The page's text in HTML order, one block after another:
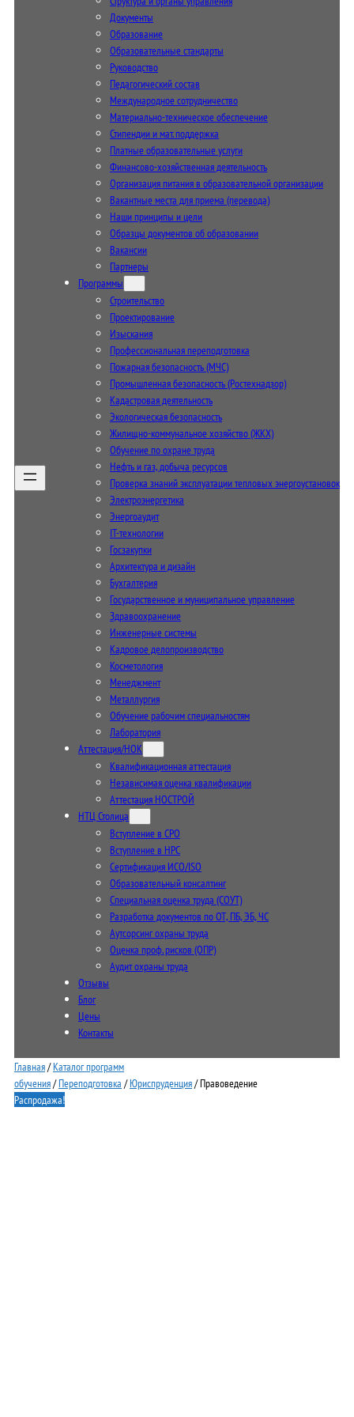
Документы
Образование
Образовательные стандарты
Руководство
Педагогический состав
Международное сотрудничество
Материально-техническое обеспечение
Стипендии и мат. поддержка
Платные образовательные услуги
Финансово-хозяйственная деятельность
Организация питания в образовательной организации
Вакантные места для приема (перевода)
Наши принципы и цели
Образцы документов об образовании
Вакансии
Партнеры
Программы
Строительство
Проектирование
Изыскания
Профессиональная переподготовка
Пожарная безопасность (МЧС)
Промышленная безопасность (Ростехнадзор)
Кадастровая деятельность
Экологическая безопасность
Жилищно-коммунальное хозяйство (ЖКХ)
Обучение по охране труда
Нефть и газ, добыча ресурсов
Проверка знаний эксплуатации тепловых энергоустановок
Электроэнергетика
Энергоаудит
IT-технологии
Госзакупки
Архитектура и дизайн
Бухгалтерия
Государственное и муниципальное управление
Здравоохранение
Инженерные системы
Кадровое делопроизводство
Косметология
Менеджмент
Металлургия
Обучение рабочим специальностям
Лаборатория
Аттестация/НОК
Квалификационная аттестация
Независимая оценка квалификации
Аттестация НОСТРОЙ
НТЦ Столица
Вступление в СРО
Вступление в НРС
Сертификация ИСО/ISO
Образовательный консалтинг
Специальная оценка труда (СОУТ)
Разработка документов по ОТ, ПБ, ЭБ, ЧС
Аутсорсинг охраны труда
Оценка проф. рисков (ОПР)
Аудит охраны труда
Отзывы
Блог
Цены
Контакты
Главная/Каталог программ
обучения/Переподготовка /Юриспруденция/ Правоведение
Распродажа!